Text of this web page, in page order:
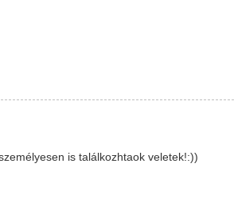
is találkozhtaok veletek!:))